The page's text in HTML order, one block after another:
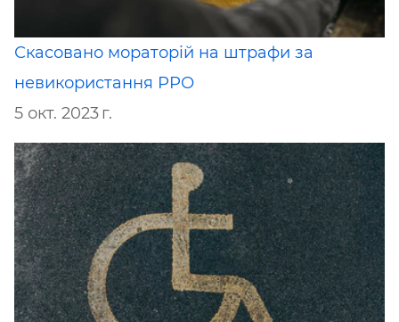
Скасовано мораторій на штрафи за
невикористання РРО
5 окт. 2023 г.